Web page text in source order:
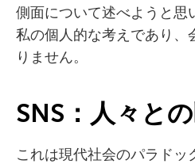
側面について述べようと思
私の個人的な考えであり、
りません。
SNS：人々と
これは現代社会のパラドッ